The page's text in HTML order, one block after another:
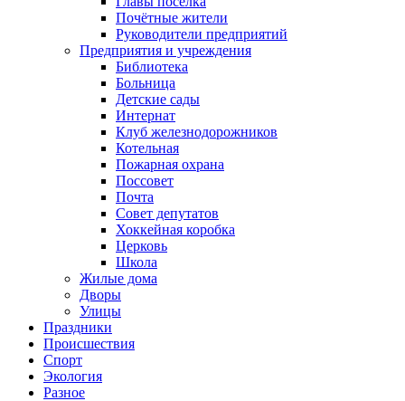
Почётные жители
Руководители предприятий
Предприятия и учреждения
Библиотека
Больница
Детские сады
Интернат
Клуб железнодорожников
Котельная
Пожарная охрана
Поссовет
Почта
Совет депутатов
Хоккейная коробка
Церковь
Школа
Жилые дома
Дворы
Улицы
Праздники
Происшествия
Спорт
Экология
Разное